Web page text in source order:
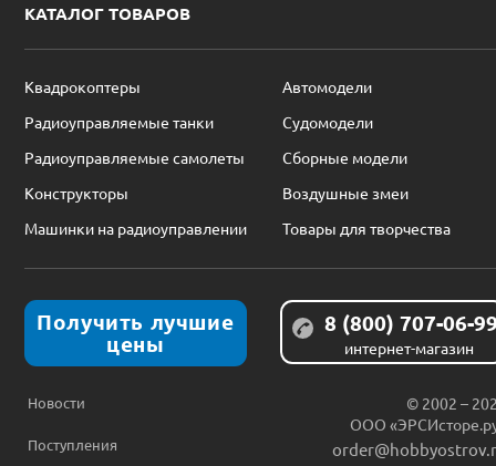
КАТАЛОГ ТОВАРОВ
Квадрокоптеры
Автомодели
Радиоуправляемые танки
Судомодели
Радиоуправляемые самолеты
Сборные модели
Конструкторы
Воздушные змеи
Машинки на радиоуправлении
Товары для творчества
Получить лучшие
цены
8 (800) 707-06-
интернет-магазин
Новости
Поступления
© 2002 –
ООО